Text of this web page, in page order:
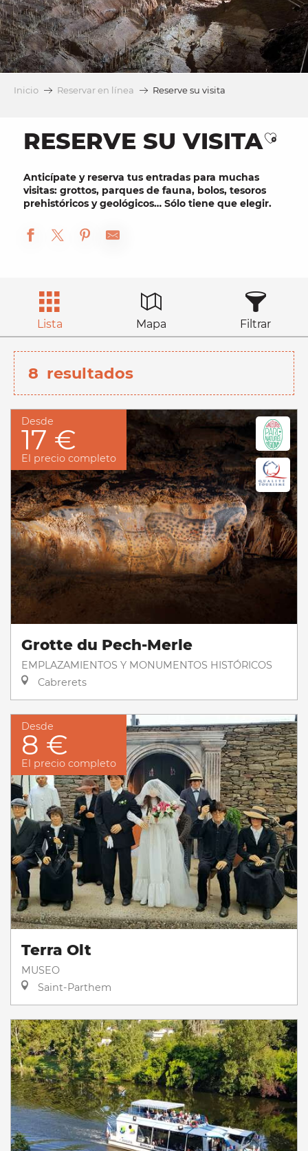
Inicio Reservar en línea Reserve su visita
RESERVE SU VISITA
Anticípate y reserva tus entradas para muchas
visitas: grottos, parques de fauna, bolos, tesoros
prehistóricos y geológicos… Sólo tiene que elegir.
Lista Mapa Filtrar
8 resultados
Desde
17 €
El precio completo
Grotte du Pech-Merle
EMPLAZAMIENTOS Y MONUMENTOS HISTÓRICOS
Cabrerets
Desde
8 €
El precio completo
Terra Olt
MUSEO
Saint-Parthem